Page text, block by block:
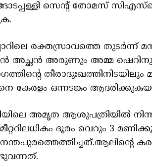
സെന്റ് തോമസ്
രക്തസ്രാവത്തെ തുടർന്ന്
അച്ഛൻ അരുണും അമ്മ
കേരളം ഒന്നടങ്കം
അമൃത ആശുപത്രിയില്‍
ദൂരം വെറും 3